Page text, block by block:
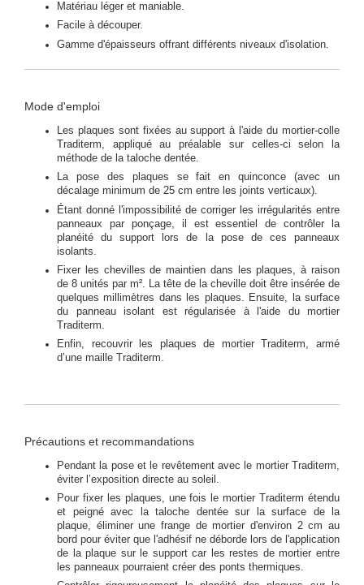
Matériau léger et maniable.
Facile à découper.
Gamme d'épaisseurs offrant différents niveaux d'isolation.
Mode d'emploi
Les plaques sont fixées au support à l'aide du mortier-colle
Traditerm, appliqué au préalable sur celles-ci selon la
méthode de la taloche dentée.
La pose des plaques se fait en quinconce (avec un
décalage minimum de 25 cm entre les joints verticaux).
Étant donné l'impossibilité de corriger les irrégularités entre
panneaux par ponçage, il est essentiel de contrôler la
planéité du support lors de la pose de ces panneaux
isolants.
Fixer les chevilles de maintien dans les plaques, à raison
de 8 unités par m². La tête de la cheville doit être insérée de
quelques millimètres dans les plaques. Ensuite, la surface
du panneau isolant est régularisée à l'aide du mortier
Traditerm.
Enfin, recouvrir les plaques de mortier Traditerm, armé
d’une maille Traditerm.
Précautions et recommandations
Pendant la pose et le revêtement avec le mortier Traditerm,
éviter l’exposition directe au soleil.
Pour fixer les plaques, une fois le mortier Traditerm étendu
et peigné avec la taloche dentée sur la surface de la
plaque, éliminer une frange de mortier d'environ 2 cm au
bord pour éviter que l'adhésif ne déborde lors de l'application
de la plaque sur le support car les restes de mortier entre
les panneaux pourraient créer des ponts thermiques.